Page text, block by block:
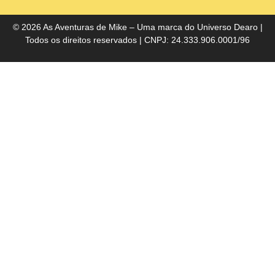
© 2026 As Aventuras de Mike – Uma marca do Universo Dearo|
Todos os direitos reservados | CNPJ: 24.333.906.0001/96